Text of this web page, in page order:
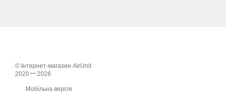
© Інтернет-магазин AirUnit
2020 ꟷ 2026
Мобільна версія